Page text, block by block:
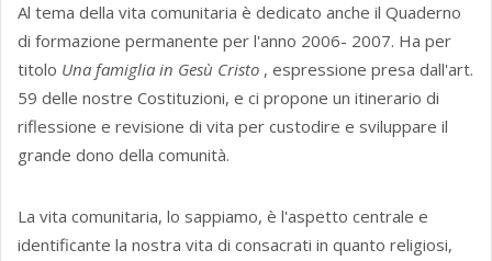
Al tema della vita comunitaria è dedicato anche il Quaderno
di formazione permanente per l'anno 2006- 2007. Ha per
titolo Una famiglia in Gesù Cristo , espressione presa dall'art.
59 delle nostre Costituzioni, e ci propone un itinerario di
riflessione e revisione di vita per custodire e sviluppare il
grande dono della comunità.
La vita comunitaria, lo sappiamo, è l'aspetto centrale e
identificante la nostra vita di consacrati in quanto religiosi,